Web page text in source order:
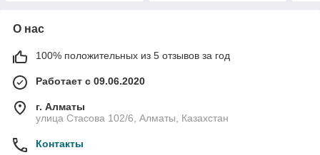
О нас
100% положительных из 5 отзывов за год
Работает с 09.06.2020
г. Алматы
улица Стасова 102/6, Алматы, Казахстан
Контакты